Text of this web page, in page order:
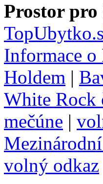
Prostor pro
Informace
Holdem |
White Rock
mečúne |
volný odkaz